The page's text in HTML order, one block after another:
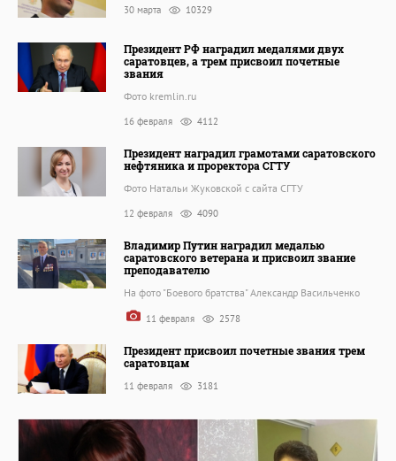
30 марта 10329
Президент РФ наградил медалями двух
саратовцев, а трем присвоил почетные
звания
Фото kremlin.ru
16 февраля 4112
Президент наградил грамотами саратовского
нефтяника и проректора СГТУ
Фото Натальи Жуковской с сайта СГТУ
12 февраля 4090
Владимир Путин наградил медалью
саратовского ветерана и присвоил звание
преподавателю
На фото "Боевого братства" Александр Васильченко
11 февраля 2578
Президент присвоил почетные звания трем
саратовцам
11 февраля 3181